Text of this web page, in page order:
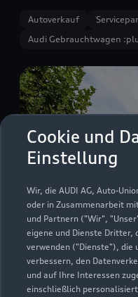
Cookie und
Einstellung
Wir, die AUDI AG, Auto-
oder in Zusammenarbeit
und Partnern ("Wir",
eigene und Dienste Dritter,
verwenden ("Dienste"), die
verbessern, den
und auf Ihre Interessen
einschließlich
Autoverkauf
Audi Gebrauchtwagen
Bunsenstraße 72
91058 Erlangen